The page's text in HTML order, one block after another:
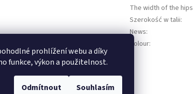
prohlížení webu a díky
funkce, výkon a použitelnost.
Odmítnout Souhlasím
The width of the hips
Szerokość w talii:
News:
Colour: